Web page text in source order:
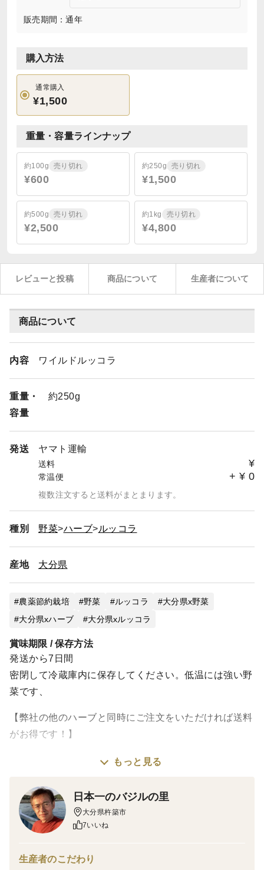
販売期間：通年
購入方法
通常購入
¥1,500
重量・容量ラインナップ
約100g 売り切れ
¥600
約250g 売り切れ
¥1,500
約500g 売り切れ
¥2,500
約1kg 売り切れ
¥4,800
レビューと投稿 商品について 生産者について
商品について
内容 ワイルドルッコラ
重量・
容量
約250g
発送 ヤマト運輸
送料 ¥
常温便 + ¥ 0
複数注文すると送料がまとまります。
種別 野菜 ハーブ ルッコラ
産地 大分県
農薬節約栽培 野菜 ルッコラ
大分県x野菜
大分県xハーブ
大分県xルッコラ
賞味期限 / 保存方法
発送から7日間
密閉して冷蔵庫内に保存してください。低温には強い野
菜です、
【弊社の他のハーブと同時にご注文をいただければ送料
がお得です！】
イタリア食材には欠かせないワイルドルッコラがいよい
バジルと同様、肥料は有機肥料のみを使い、味を悪くす
る化学肥料は一切使っていません。また、農薬の使用も
栽培の１割以下）にしています。
もっと見る
日本一のバジルの里
大分県杵築市
7いいね
生産者のこだわり